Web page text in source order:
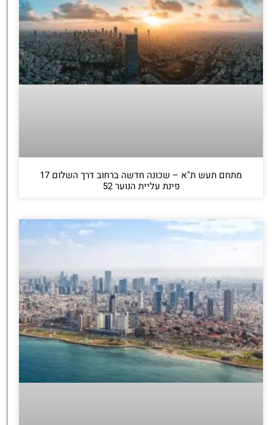
מתחם תעש ת"א – שכונה חדשה ברחוב דרך השלום 17
פינת עליית הנוער 52